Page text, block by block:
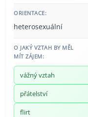
ORIENTACE:
heterosexuální
O JAKÝ VZTAH BY MĚL
MÍT ZÁJEM:
vážný vztah
přátelství
flirt